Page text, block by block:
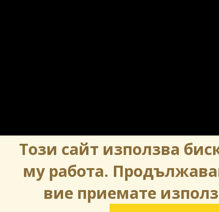
Този сайт използва
му работа.
вие приемате